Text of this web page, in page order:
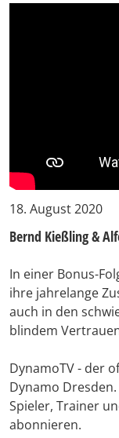
18. August 2020
Bernd Kießling &
In einer Bonus-
ihre jahrelange
auch in den
blindem
DynamoTV - der
Dynamo
Spieler, Trainer
abonnieren.